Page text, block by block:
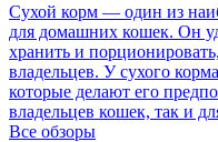
Сухой корм — один из
для домашних кошек. Он
хранить и
владельцев. У сухого
которые делают его
владельцев кошек, так и
Все обзоры